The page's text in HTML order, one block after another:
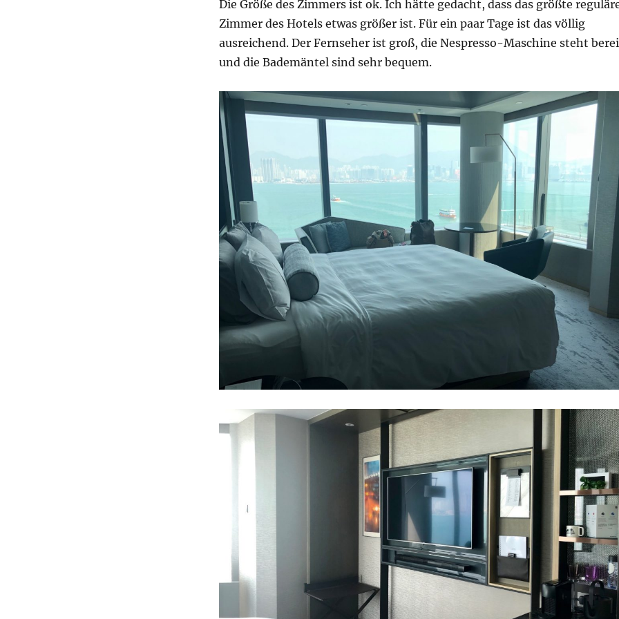
Die Größe des Zimmers ist ok. Ich hätte gedacht, dass das größte
Zimmer des Hotels etwas größer ist. Für ein paar Tage ist das völlig
ausreichend. Der Fernseher ist groß, die Nespresso-Maschine steht
und die Bademäntel sind sehr bequem.